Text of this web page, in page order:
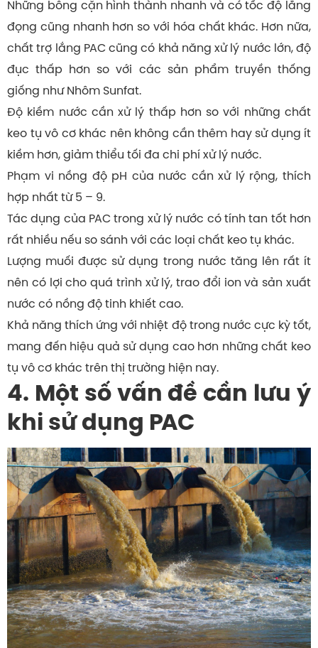
Những bông cặn hình thành nhanh và có tốc độ lắng
đọng cũng nhanh hơn so với hóa chất khác. Hơn nữa,
chất trợ lắng PAC cũng có khả năng xử lý nước lớn, độ
đục thấp hơn so với các sản phẩm truyền thống
giống như Nhôm Sunfat.
Độ kiềm nước cần xử lý thấp hơn so với những chất
keo tụ vô cơ khác nên không cần thêm hay sử dụng ít
kiềm hơn, giảm thiểu tối đa chi phí xử lý nước.
Phạm vi nồng độ pH của nước cần xử lý rộng, thích
hợp nhất từ 5 – 9.
Tác dụng của PAC trong xử lý nước có tính tan tốt hơn
rất nhiều nếu so sánh với các loại chất keo tụ khác.
Lượng muối được sử dụng trong nước tăng lên rất ít
nên có lợi cho quá trình xử lý, trao đổi ion và sản xuất
nước có nồng độ tinh khiết cao.
Khả năng thích ứng với nhiệt độ trong nước cực kỳ tốt,
mang đến hiệu quả sử dụng cao hơn những chất keo
tụ vô cơ khác trên thị trường hiện nay.
4. Một số vấn đề cần lưu ý
khi sử dụng PAC